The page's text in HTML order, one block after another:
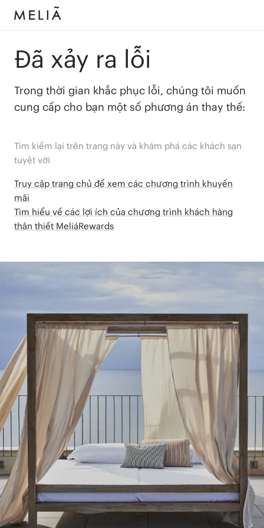
Đã xảy ra lỗi
Trong thời gian khắc phục lỗi, chúng tôi muốn
cung cấp cho bạn một số phương án thay thế:
Tìm kiếm lại trên trang này và khám phá các khách sạn
tuyệt vời
Truy cập trang chủ để xem các chương trình khuyến
mãi
Tìm hiểu về các lợi ích của chương trình khách hàng
thân thiết MeliáRewards